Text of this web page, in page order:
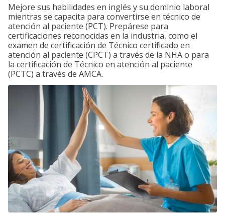
Mejore sus habilidades en inglés y su dominio laboral
mientras se capacita para convertirse en técnico de
atención al paciente (PCT). Prepárese para
certificaciones reconocidas en la industria, como el
examen de certificación de Técnico certificado en
atención al paciente (CPCT) a través de la NHA o para
la certificación de Técnico en atención al paciente
(PCTC) a través de AMCA.